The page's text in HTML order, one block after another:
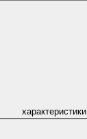
характеристики